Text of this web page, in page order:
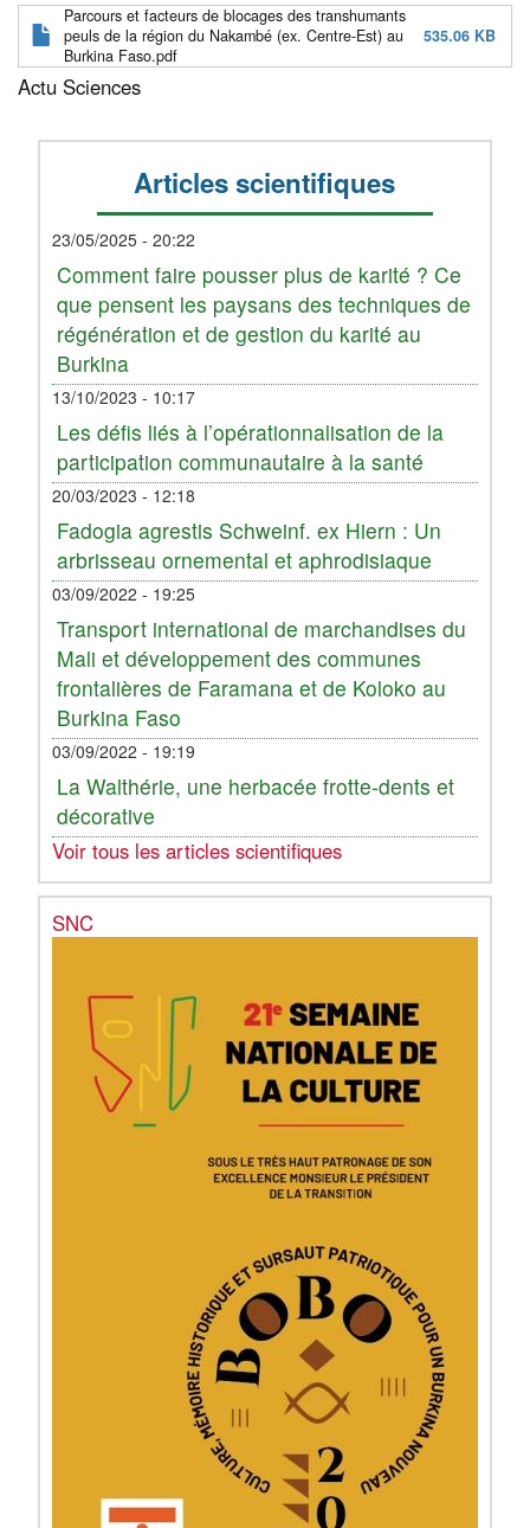
Parcours et facteurs de blocages des transhumants
peuls de la région du Nakambé (ex. Centre-Est) au
Burkina Faso.pdf
535.06 KB
Actu Sciences
Articles scientifiques
23/05/2025 - 20:22
Comment faire pousser plus de karité ? Ce
que pensent les paysans des techniques de
régénération et de gestion du karité au
Burkina
13/10/2023 - 10:17
Les défis liés à l’opérationnalisation de la
participation communautaire à la santé
20/03/2023 - 12:18
Fadogia agrestis Schweinf. ex Hiern : Un
arbrisseau ornemental et aphrodisiaque
03/09/2022 - 19:25
Transport international de marchandises du
Mali et développement des communes
frontalières de Faramana et de Koloko au
Burkina Faso
03/09/2022 - 19:19
La Walthérie, une herbacée frotte-dents et
décorative
Voir tous les articles scientifiques
SNC